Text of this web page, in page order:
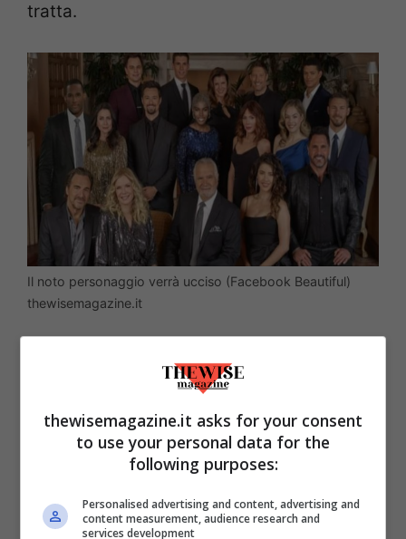
tratta.
Il noto personaggio verrà ucciso (Facebook Beautiful)
thewisemagazine.it
no, lei resta. Tre resurrezioni sarebbero
decisamente troppe. Naturalmente resta
anche Brooke, colonna portante della soap
statunitense.A dire addio per sempre a
Beautiful, questa volta, sarà la cattiva per
antonomasia, la “perfida” Sheila Carter
thewisemagazine.it asks for your consent
to use your personal data for the
following purposes:
Personalised advertising and content, advertising and
content measurement, audience research and
services development